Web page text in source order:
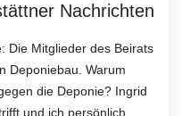
Nachrichten
Die Mitglieder des Beirats
Deponiebau. Warum
die Deponie? Ingrid
und ich persönlich